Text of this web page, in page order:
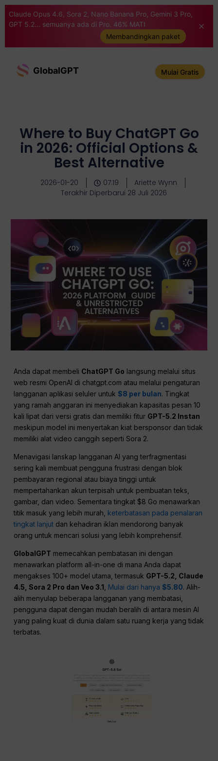
Claude Opus 4.6, Sora 2, Nano Banana Pro, Gemini 3 Pro,
GPT 5.2... semuanya ada di Pro. 46% MATI
Membandingkan paket
GlobalGPT Mulai Gratis
Where to Buy ChatGPT Go
in 2026: Official Options &
Best Alternative
2026-01-20 07:19
Ariette Wynn
Terakhir Diperbarui 28 Juli 2026
Anda dapat membeli ChatGPT Go langsung melalui situs
web resmi OpenAI di chatgpt.com atau melalui pengaturan
langganan aplikasi seluler untuk$8 per bulan. Tingkat
yang ramah anggaran ini menyediakan kapasitas pesan 10
kali lipat dari versi gratis dan memiliki fitur GPT-5.2 Instan
meskipun model ini menyertakan kiat bersponsor dan tidak
memiliki alat video canggih seperti Sora 2.
Menavigasi lanskap langganan AI yang terfragmentasi
sering kali membuat pengguna frustrasi dengan blok
pembayaran regional atau biaya tinggi untuk
mempertahankan akun terpisah untuk pembuatan teks,
gambar, dan video. Sementara tingkat $8 Go menawarkan
titik masuk yang lebih murah, keterbatasan pada penalaran
tingkat lanjut dan kehadiran iklan mendorong banyak
orang untuk mencari solusi yang lebih komprehensif.
GlobalGPT memecahkan pembatasan ini dengan
menawarkan platform all-in-one di mana Anda dapat
mengakses 100+ model utama, termasuk GPT-5.2, Claude
4.5, Sora 2 Pro dan Veo 3.1 , Mulai dari hanya$5.80. Alih-
alih menyulap beberapa langganan yang membatasi,
pengguna dapat dengan mudah beralih di antara mesin AI
yang paling kuat di dunia dalam satu ruang kerja yang tidak
terbatas.